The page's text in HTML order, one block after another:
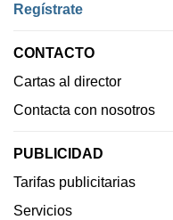
Regístrate
CONTACTO
Cartas al director
Contacta con nosotros
PUBLICIDAD
Tarifas publicitarias
Servicios